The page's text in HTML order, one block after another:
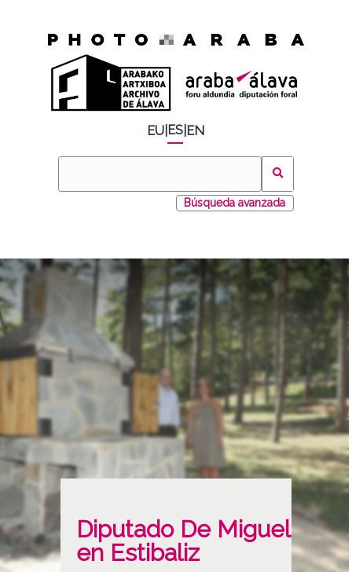
EU ES EN
Búsqueda avanzada
Diputado De Miguel
en Estibaliz